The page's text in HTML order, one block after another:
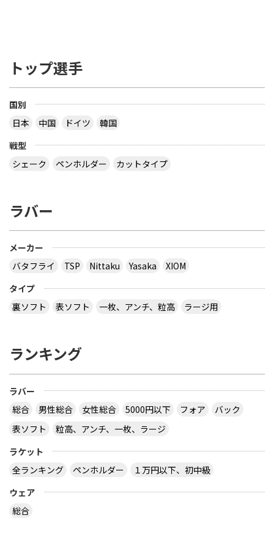
トップ選手
国別
日本
中国 ドイツ
韓国
戦型
シェーク
ペンホルダー カットタイプ
ラバー
メーカー
バタフライ
TSP Nittaku Yasaka
XIOM
タイプ
裏ソフト
表ソフト 一枚、アンチ、粒高 ラージ用
ランキング
ラバー
総合
男性総合 女性総合 5000円以下 フォア
バック
表ソフト
粒高、アンチ、一枚、ラージ
ラケット
全ランキング
ペンホルダー
１万円以下、初中級
ウェア
総合